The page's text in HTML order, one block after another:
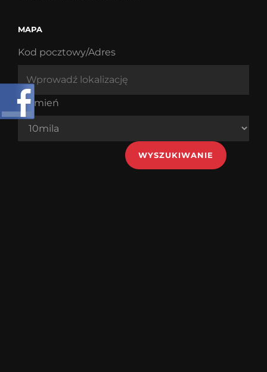
MAPA
Kod pocztowy/Adres
Promień